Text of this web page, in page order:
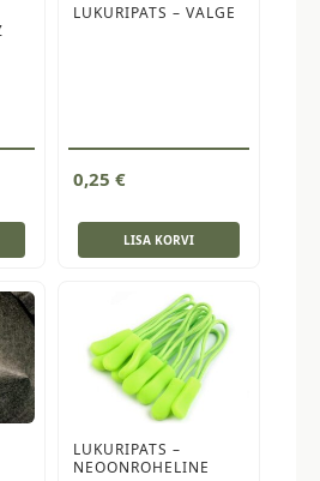
LUKURIPATS – VALGE
0,25 €
LISA KORVI
LUKURIPATS –
NEOONROHELINE